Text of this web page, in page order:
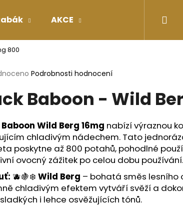
AKCE Doplňky stravy
800
Podrobnosti hodnocení
Baboon - Wild
Wild Berg 16mg nabízí výraznou
chladivým nádechem. Tato
poskytne až 800 potahů, pohodlné
ovocný zážitek po celou dobu používání.
🫐🍇❄️ Wild Berg – bohatá směs lesního
chladivým efektem vytváří svěží a
i lehce osvěžujících tónů.
HLEDAT